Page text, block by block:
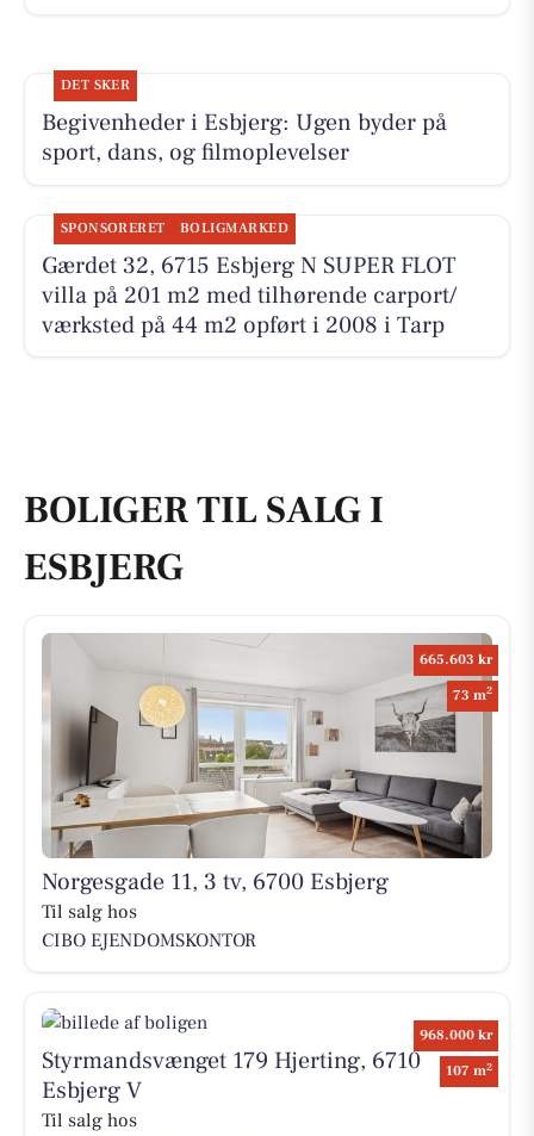
DET SKER
Begivenheder i Esbjerg: Ugen byder på
sport, dans, og filmoplevelser
SPONSORERET BOLIGMARKED
Gærdet 32, 6715 Esbjerg N SUPER FLOT
villa på 201 m2 med tilhørende carport/
værksted på 44 m2 opført i 2008 i Tarp
BOLIGER TIL SALG I
ESBJERG
665.603 kr
73 m2
Norgesgade 11, 3 tv, 6700 Esbjerg
Til salg hos
CIBO EJENDOMSKONTOR
968.000 kr
107 m2
Styrmandsvænget 179 Hjerting, 6710
Esbjerg V
Til salg hos